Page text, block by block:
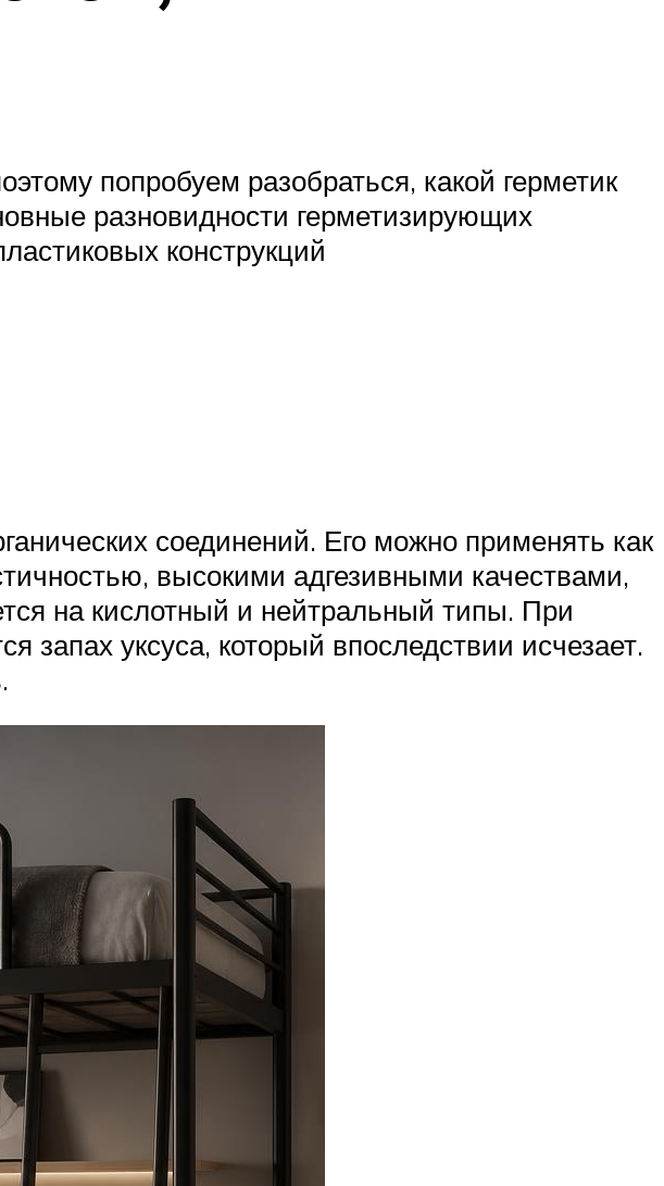
попробуем разобраться, какой герметик
разновидности герметизирующих
конструкций
соединений. Его можно применять как
высокими адгезивными качествами,
на кислотный и нейтральный типы. При
запах уксуса, который впоследствии исчезает.